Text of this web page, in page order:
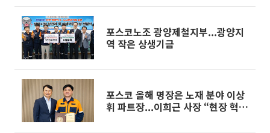
포스코노조 광양제철지부...광양지
역 작은 상생기금
포스코 올해 명장은 노재 분야 이상
휘 파트장...이희근 사장 “현장 혁신